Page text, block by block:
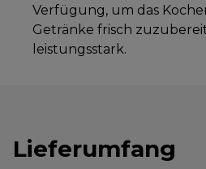
Verfügung, um das
Getränke frisch
leistungsstark.
Lieferumfang